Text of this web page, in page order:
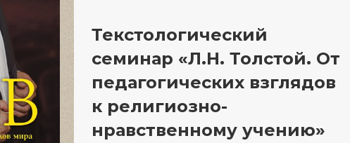
Текстологический
семинар «Л.Н. Толстой. От
педагогических взглядов
к религиозно-
нравственному учению»